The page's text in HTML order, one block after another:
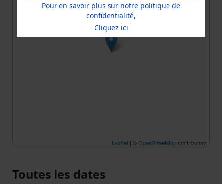
Leaflet | ©OpenStreetMapcontributors
Toutes les dates
Pour en savoir plus sur notre politique de
confidentialité,
Cliquez ici